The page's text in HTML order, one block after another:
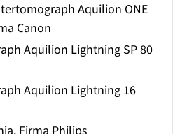
Aquilion ONE
Canon
Aquilion Lightning SP 80
Aquilion Lightning 16